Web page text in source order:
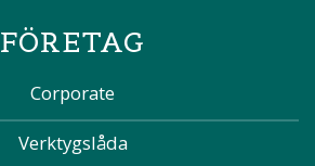
FÖRETAG
Corporate
Verktygslåda